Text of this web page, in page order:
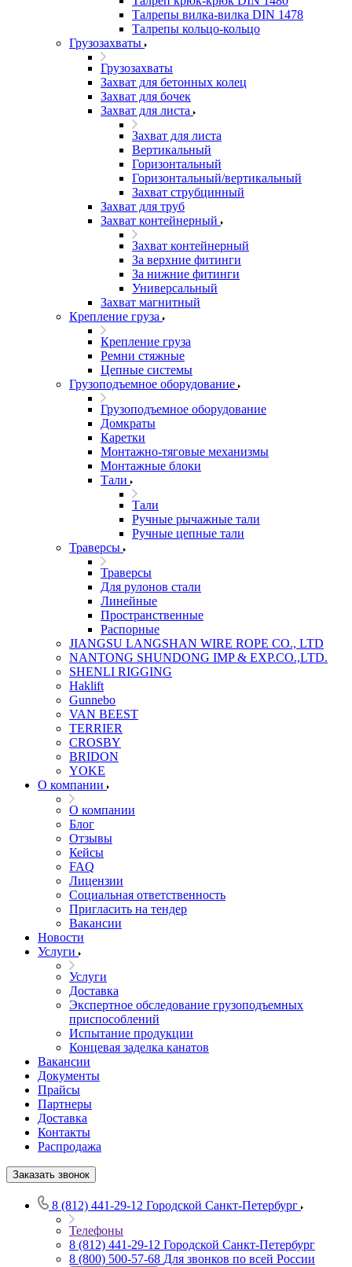
Талрепы вилка-вилка DIN 1478
Талрепы кольцо-кольцо
Грузозахваты
Грузозахваты
Захват для бетонных колец
Захват для бочек
Захват для листа
Захват для листа
Вертикальный
Горизонтальный
Горизонтальный/вертикальный
Захват струбцинный
Захват для труб
Захват контейнерный
Захват контейнерный
За верхние фитинги
За нижние фитинги
Универсальный
Захват магнитный
Крепление груза
Крепление груза
Ремни стяжные
Цепные системы
Грузоподъемное оборудование
Грузоподъемное оборудование
Домкраты
Каретки
Монтажно-тяговые механизмы
Монтажные блоки
Тали
Тали
Ручные рычажные тали
Ручные цепные тали
Траверсы
Траверсы
Для рулонов стали
Линейные
Пространственные
Распорные
JIANGSU LANGSHAN WIRE ROPE CO., LTD
NANTONG SHUNDONG IMP & EXP.CO.,LTD.
SHENLI RIGGING
Haklift
Gunnebo
VAN BEEST
TERRIER
CROSBY
BRIDON
YOKE
О компании
О компании
Блог
Отзывы
Кейсы
FAQ
Лицензии
Социальная ответственность
Пригласить на тендер
Вакансии
Новости
Услуги
Услуги
Доставка
Экспертное обследование грузоподъемных
приспособлений
Испытание продукции
Концевая заделка канатов
Вакансии
Документы
Прайсы
Партнеры
Доставка
Контакты
Распродажа
Заказать звонок
8 (812) 441-29-12 Городской Санкт-Петербург
Телефоны
8 (812) 441-29-12 Городской Санкт-Петербург
8 (800) 500-57-68 Для звонков по всей России